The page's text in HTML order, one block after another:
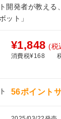
開発者が教え
ット」
¥1,848 (税
消費税¥168
56ポイント